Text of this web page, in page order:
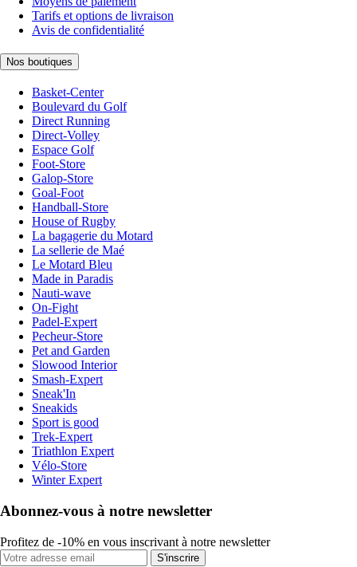
Tarifs et options de livraison
Avis de confidentialité
Nos boutiques
Basket-Center
Boulevard du Golf
Direct Running
Direct-Volley
Espace Golf
Foot-Store
Galop-Store
Goal-Foot
Handball-Store
House of Rugby
La bagagerie du Motard
La sellerie de Maé
Le Motard Bleu
Made in Paradis
Nauti-wave
On-Fight
Padel-Expert
Pecheur-Store
Pet and Garden
Slowood Interior
Smash-Expert
Sneak'In
Sneakids
Sport is good
Trek-Expert
Triathlon Expert
Vélo-Store
Winter Expert
Abonnez-vous à notre newsletter
Profitez de -10% en vous inscrivant à notre newsletter
S'inscrire